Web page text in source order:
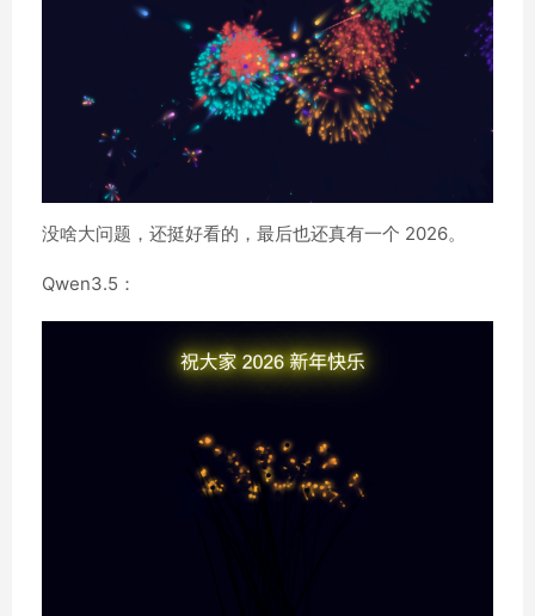
没啥大问题，还挺好看的，最后也还真有一个 2026。
Qwen3.5：